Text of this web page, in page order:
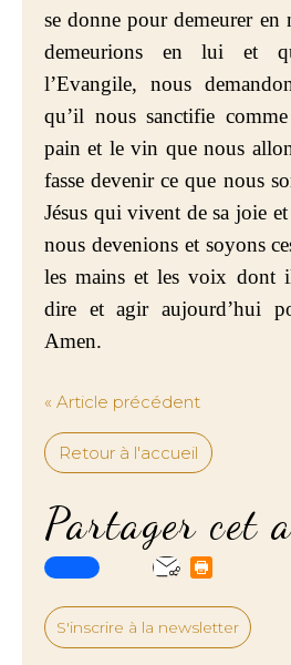
se donne pour demeurer en
demeurions en lui et
l’Evangile, nous
qu’il nous sanctifie
pain et le vin que nous
fasse devenir ce que nous
Jésus qui vivent de sa joie
nous devenions et soyons
les mains et les voix dont
dire et agir aujourd’hui
Amen.
« Article précédent
Retour à l'accueil
Partager cet
S'inscrire à la newsletter